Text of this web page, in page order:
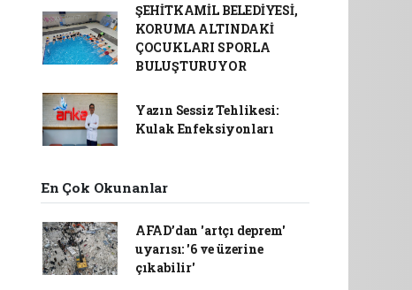
ŞEHİTKAMİL BELEDİYESİ,
KORUMA ALTINDAKİ
ÇOCUKLARI SPORLA
BULUŞTURUYOR
Yazın Sessiz Tehlikesi:
Kulak Enfeksiyonları
En Çok Okunanlar
AFAD’dan 'artçı deprem'
uyarısı: '6 ve üzerine
çıkabilir'